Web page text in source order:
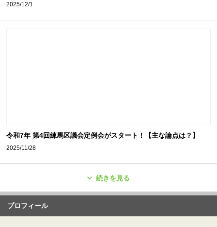
2025/12/1
令和7年 第4回練馬区議会定例会がスタート！【主な論点は？】
2025/11/28
続きを見る
プロフィール